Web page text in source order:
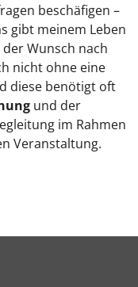
beschäfigen –
gibt meinem Leben
Wunsch nach
nicht ohne eine
diese benötigt oft
und der
im Rahmen
Veranstaltung.